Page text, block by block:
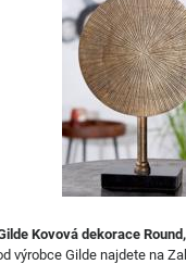
Kovová dekorace
výrobce Gilde najdete na